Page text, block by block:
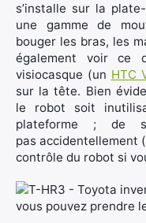
s’installe sur la
une gamme de
bouger les bras, les
également voir
visiocasque (un HTC
sur la tête. Bien
le robot soit
plateforme ; de
pas accidentellement
contrôle du robot si